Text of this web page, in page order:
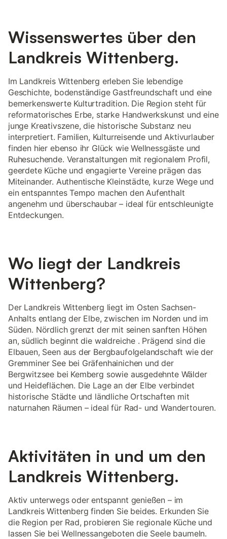
Wissenswertes über den
Landkreis Wittenberg.
Im Landkreis Wittenberg erleben Sie lebendige
Geschichte, bodenständige Gastfreundschaft und eine
bemerkenswerte Kulturtradition. Die Region steht für
reformatorisches Erbe, starke Handwerkskunst und eine
junge Kreativszene, die historische Substanz neu
interpretiert. Familien, Kulturreisende und Aktivurlauber
finden hier ebenso ihr Glück wie Wellnessgäste und
Ruhesuchende. Veranstaltungen mit regionalem Profil,
geerdete Küche und engagierte Vereine prägen das
Miteinander. Authentische Kleinstädte, kurze Wege und
ein entspanntes Tempo machen den Aufenthalt
angenehm und überschaubar – ideal für entschleunigte
Entdeckungen.
Wo liegt der Landkreis
Wittenberg?
Der Landkreis Wittenberg liegt im Osten Sachsen-
Anhalts entlang der Elbe, zwischen im Norden und im
Süden. Nördlich grenzt der mit seinen sanften Höhen
an, südlich beginnt die waldreiche . Prägend sind die
Elbauen, Seen aus der Bergbaufolgelandschaft wie der
Gremminer See bei Gräfenhainichen und der
Bergwitzsee bei Kemberg sowie ausgedehnte Wälder
und Heideflächen. Die Lage an der Elbe verbindet
historische Städte und ländliche Ortschaften mit
naturnahen Räumen – ideal für Rad- und Wandertouren.
Aktivitäten in und um den
Landkreis Wittenberg.
Aktiv unterwegs oder entspannt genießen – im
Landkreis Wittenberg finden Sie beides. Erkunden Sie
die Region per Rad, probieren Sie regionale Küche und
lassen Sie bei Wellnessangeboten die Seele baumeln.